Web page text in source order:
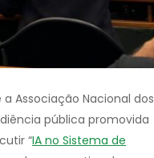
a Associação Nacional dos
pública promovida
“IA no Sistema de